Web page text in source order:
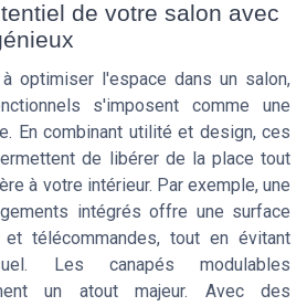
de votre salon avec
optimiser l'espace dans un salon,
s'imposent comme une
En combinant utilité et design, ces
de libérer de la place tout
à votre intérieur. Par exemple, une
intégrés offre une surface
télécommandes, tout en évitant
Les canapés modulables
un atout majeur. Avec des